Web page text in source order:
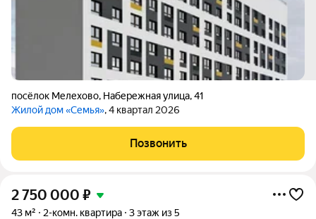
посёлок Мелехово, Набережная улица,41
Жилой дом «Семья», 4 квартал 2026
Позвонить
2 750 000 ₽
43 м² 2-комн. квартира 3 этаж из 5